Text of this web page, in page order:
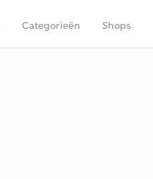
Categorieën Shops